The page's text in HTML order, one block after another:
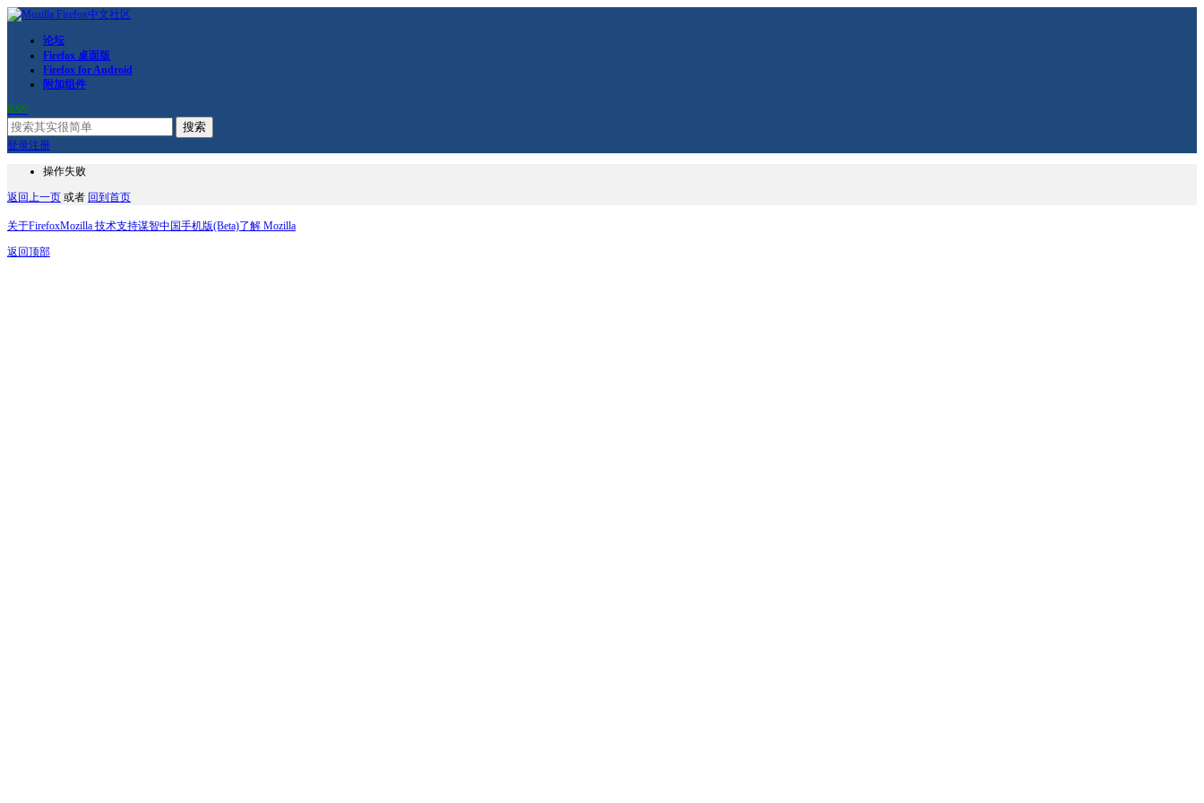
论坛
Firefox 桌面版
Firefox for Android
附加组件
RSS
搜索
登录注册
操作失败
返回上一页 或者 回到首页
关于FirefoxMozilla 技术支持谋智中国手机版(Beta)了解 Mozilla
返回顶部